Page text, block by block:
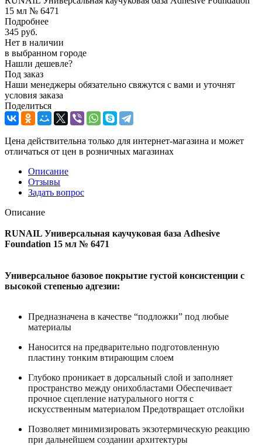
15 мл № 6471
Подробнее
345 руб.
Нет в наличии
в выбранном городе
Нашли дешевле?
Под заказ
Наши менеджеры обязательно свяжутся с вами и уточнят
условия заказа
Поделиться
Цена действительна только для интернет-магазина и может
отличаться от цен в розничных магазинах
Описание
Отзывы
Задать вопрос
Описание
RUNAIL Универсальная каучуковая база Adhesive
Foundation 15 мл № 6471
Универсальное базовое покрытие густой консистенции с
высокой степенью адгезии:
Предназначена в качестве “подложки” под любые
материалы
Наносится на предварительно подготовленную
пластину тонким втирающим слоем
Глубоко проникает в дорсальный слой и заполняет
пространство между онихобластами Обеспечивает
прочное сцепление натурального ногтя с
искусственным материалом Предотвращает отслойки
Позволяет минимизировать экзотермическую реакцию
при дальнейшем создании архитектуры